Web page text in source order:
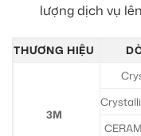
lượng dịch vụ
THƯƠNG HIỆU
3M